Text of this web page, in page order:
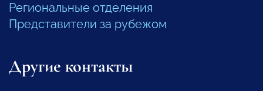
Региональные отделения
Представители за рубежом
Другие контакты